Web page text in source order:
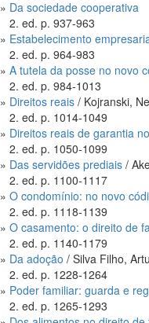
» Da sociedade cooperativa
2. ed. p. 937-963
» Estabelecimento
2. ed. p. 964-983
»A tutela da posse no novo
2. ed. p. 984-1013
» Direitos reais / Kojranski,
2. ed. p. 1014-1049
» Direitos reais de garantia
2. ed. p. 1050-1099
» Das servidões prediais /
2. ed. p. 1100-1117
»O condomínio: no novo
2. ed. p. 1118-1139
»O casamento: o direito de
2. ed. p. 1140-1179
» Da adoção / Silva Filho,
2. ed. p. 1228-1264
» Poder familiar: guarda e
2. ed. p. 1265-1293